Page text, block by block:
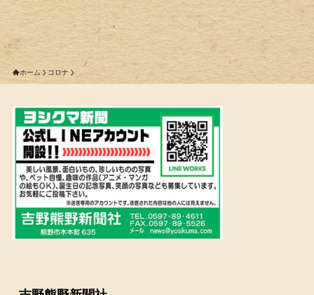
ホーム コロナ